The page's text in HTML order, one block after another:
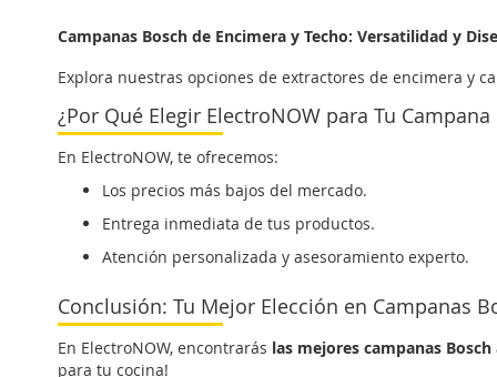
Campanas Bosch de Encimera y Techo: Versatilidad y
Explora nuestras opciones de extractores de encimera y
¿Por Qué Elegir ElectroNOW para Tu Campana
En ElectroNOW, te ofrecemos:
Los precios más bajos del mercado.
Entrega inmediata de tus productos.
Atención personalizada y asesoramiento experto.
Conclusión: Tu Mejor Elección en Campanas
En ElectroNOW, encontrarás las mejores campanas
para tu cocina!